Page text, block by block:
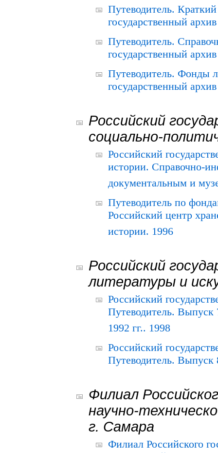
Путеводитель.
государственный
Путеводитель.
государственный
Путеводитель. Фонды
государственный
Российский
социально-
Российский
истории. Справочно-
документальным и
Путеводитель по
Российский центр
истории. 1996
Российский
литературы и
Российский
Путеводитель.
1992 гг.. 1998
Российский
Путеводитель. Выпуск
Филиал
научно-
г. Самара
Филиал Российского